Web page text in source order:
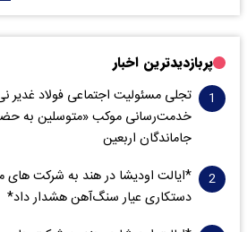
پربازدیدترین اخبار
تجلی مسئولیت اجتماعی فولاد غدیر
خدمت‌رسانی موکب «متوسلین به
جاماندگان اربعین
*ایالت اودیشا در هند به شرکت های
دستکاری عیار سنگ‌آهن هشدار داد*